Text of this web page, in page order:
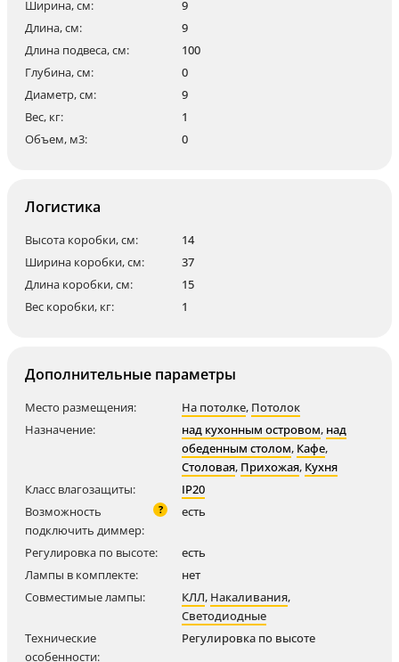
Ширина, см:
9
Длина, см:
9
Длина подвеса, см:
100
Глубина, см:
0
Диаметр, см:
9
Вес, кг:
1
Объем, м3:
0
Логистика
Высота коробки, см:
14
Ширина коробки, см:
37
Длина коробки, см:
15
Вес коробки, кг:
1
Дополнительные параметры
Место размещения: На потолке, Потолок
Назначение:
над кухонным островом, над
обеденным столом, Кафе,
Столовая, Прихожая, Кухня
Класс влагозащиты:
IP20
Возможность
подключить диммер:
? есть
Регулировка по высоте:
есть
Лампы в комплекте:
нет
Совместимые лампы:
КЛЛ, Накаливания,
Светодиодные
Технические
особенности:
Регулировка по высоте